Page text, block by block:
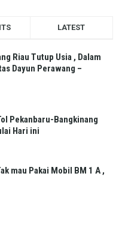
LATEST
Riau Tutup Usia , Dalam
Dayun Perawang –
Pekanbaru-Bangkinang
Hari ini
mau Pakai Mobil BM 1 A ,